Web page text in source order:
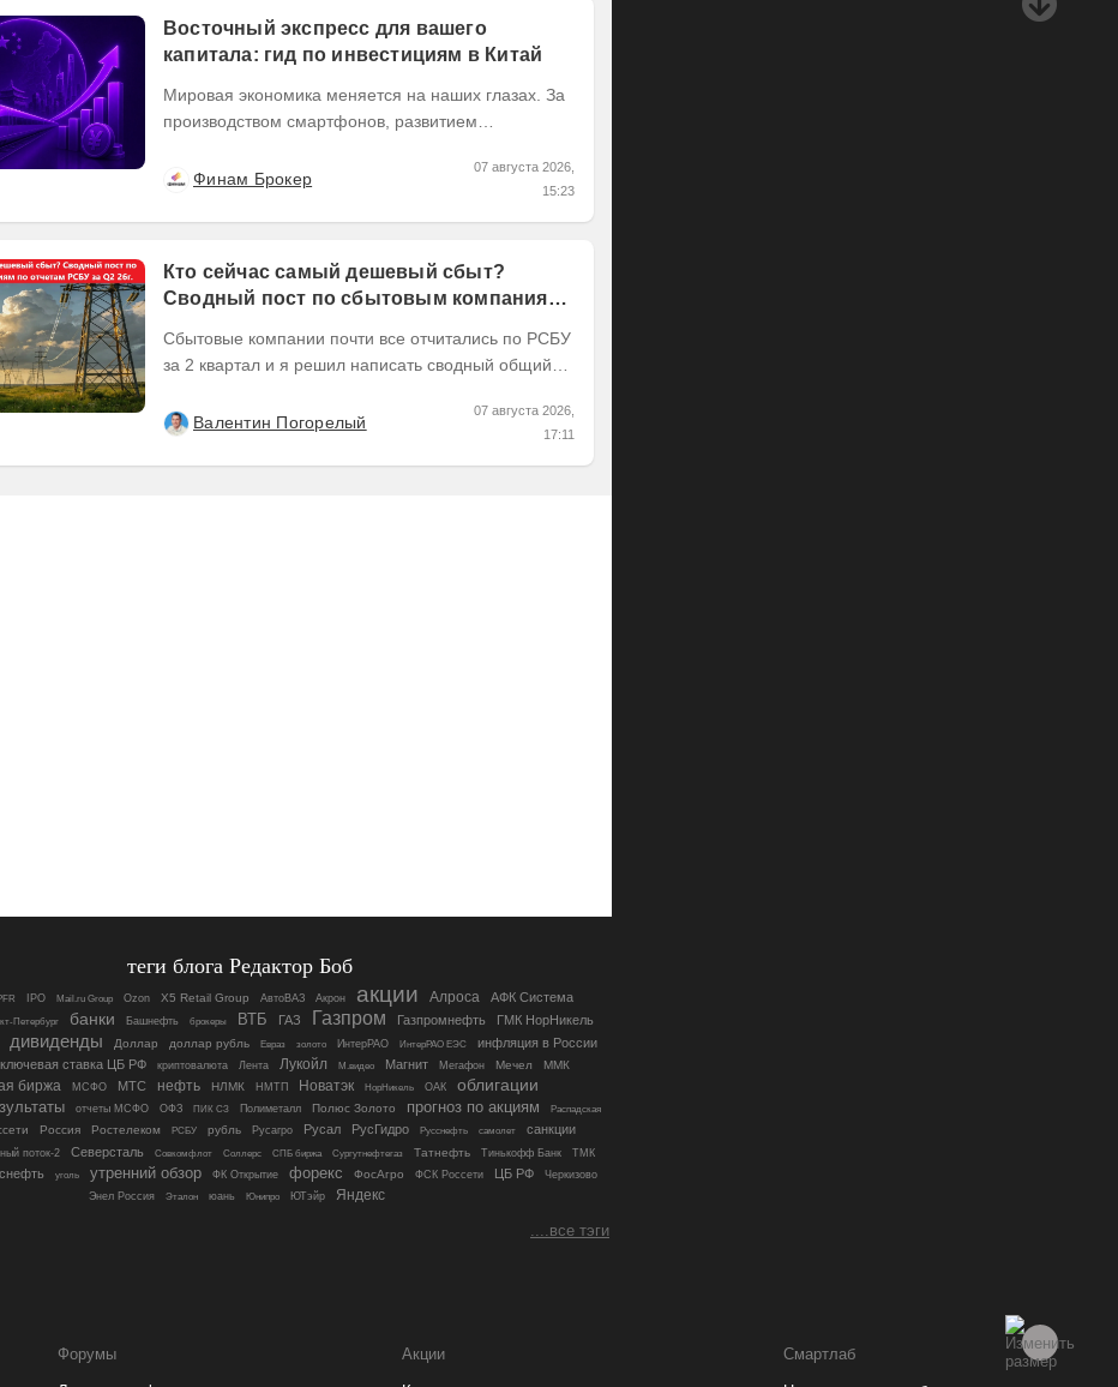
Восточный экспресс для вашего
капитала: гид по инвестициям в Китай
Мировая экономика меняется на наших глазах. За
производством смартфонов, развитием
часто...
Финам Брокер
07 августа 2026,
15:23
Кто сейчас самый дешевый сбыт?
Сводный пост по сбытовым компаниям
Сбытовые компании почти все отчитались по РСБУ
за 2 квартал и я решил написать сводный общий
Валентин Погорелый
07 августа 2026,
17:11
теги блога Редактор Боб
IPO Mail.ru Group Ozon X5 Retail Group АвтоВАЗ Акрон акции Алроса АФК Система
Петербург банки Башнефть брокеры ВТБ ГАЗ Газпром Газпромнефть ГМК НорНикель
дивиденды Доллар доллар рубль Евраз золото ИнтерРАО ИнтерРАО ЕЭС инфляция в России
ключевая ставка ЦБ РФ криптовалюта Лента Лукойл М.видео Магнит Мегафон Мечел ММК
биржа МСФО МТС нефть НЛМК НМТП Новатэк НорНикель ОАК облигации
отчеты МСФО ОФЗ ПИК СЗ Полиметалл Полюс Золото прогноз по акциям Распадская
Россия Ростелеком РСБУ рубль Русагро Русал РусГидро Русснефть самолет санкции
поток-2 Северсталь Совкомфлот Соллерс СПБ биржа Сургутнефтегаз Татнефть Тинькофф Банк
ТМК
уголь утренний обзор ФК Открытие форекс ФосАгро ФСК Россети ЦБ РФ
Черкизово
Энел Россия
Эталон юань Юнипро ЮТэйр Яндекс
....все тэги
Форумы Акции Смартлаб